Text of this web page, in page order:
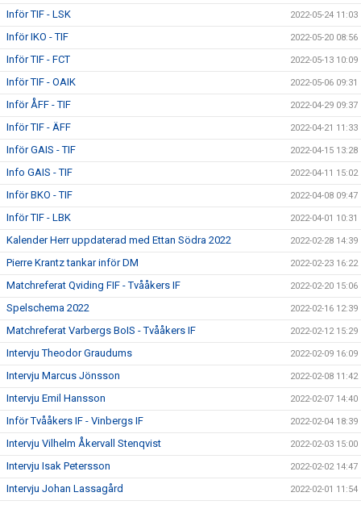
Inför TIF - LSK 2022-05-24 11:03
Inför IKO - TIF 2022-05-20 08:56
Inför TIF - FCT 2022-05-13 10:09
Inför TIF - OAIK 2022-05-06 09:31
Inför ÅFF - TIF 2022-04-29 09:37
Inför TIF - ÄFF 2022-04-21 11:33
Inför GAIS - TIF 2022-04-15 13:28
Info GAIS - TIF 2022-04-11 15:02
Inför BKO - TIF 2022-04-08 09:47
Inför TIF - LBK 2022-04-01 10:31
Kalender Herr uppdaterad med Ettan Södra 2022 2022-02-28 14:39
Pierre Krantz tankar inför DM 2022-02-23 16:22
Matchreferat Qviding FIF - Tvååkers IF 2022-02-20 15:06
Spelschema 2022 2022-02-16 12:39
Matchreferat Varbergs BoIS - Tvååkers IF 2022-02-12 15:29
Intervju Theodor Graudums 2022-02-09 16:09
Intervju Marcus Jönsson 2022-02-08 11:42
Intervju Emil Hansson 2022-02-07 14:40
Inför Tvååkers IF - Vinbergs IF 2022-02-04 18:39
Intervju Vilhelm Åkervall Stenqvist 2022-02-03 15:00
Intervju Isak Petersson 2022-02-02 14:47
Intervju Johan Lassagård 2022-02-01 11:54